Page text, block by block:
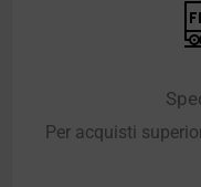
Per acquisti